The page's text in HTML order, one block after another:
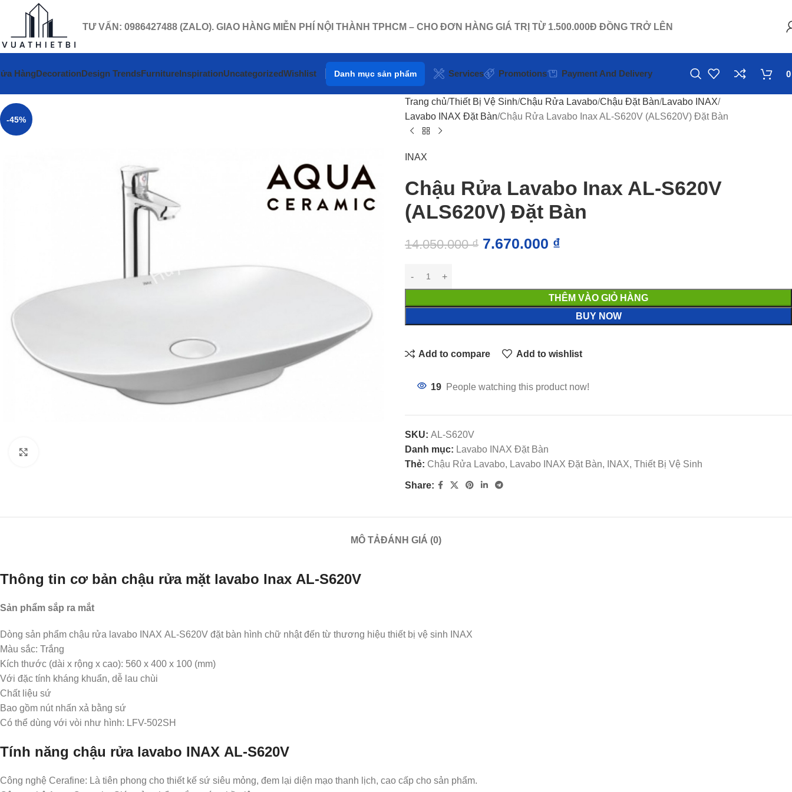
TƯ VẤN: 0986427488 (ZALO). GIAO HÀNG MIỄN PHÍ NỘI THÀNH TPHCM – CHO ĐƠN HÀNG GIÁ TRỊ TỪ 1.500.000Đ ĐỒNG TRỞ LÊN
HàngDecorationDesign TrendsFurnitureInspirationUncategorizedWishlist Danh mục sản phẩm Services Promotions Payment And Delivery
-45%
Trang chủ Thiết Bị Vệ Sinh Chậu Rửa Lavabo Chậu Đặt Bàn Lavabo INAX
Lavabo INAX Đặt Bàn Chậu Rửa Lavabo Inax AL-S620V (ALS620V) Đặt Bàn
INAX
Chậu Rửa Lavabo Inax AL-S620V
(ALS620V) Đặt Bàn
14.050.000₫ 7.670.000 ₫
THÊM VÀO GIỎ HÀNG
BUY NOW
Add to compare Add to wishlist
19 People watching this product now!
SKU: AL-S620V
Danh mục: Lavabo INAX Đặt Bàn
Thẻ: Chậu Rửa Lavabo, Lavabo INAX Đặt Bàn, INAX, Thiết Bị Vệ Sinh
Share:
MÔ TẢĐÁNH GIÁ (0)
Thông tin cơ bản chậu rửa mặt lavabo Inax AL-S620V
Sản phẩm sắp ra mắt
Dòng sản phẩm chậu rửa lavabo INAX AL-S620V đặt bàn hình chữ nhật đến từ thương hiệu thiết bị vệ sinh INAX
Màu sắc: Trắng
Kích thước (dài x rộng x cao): 560 x 400 x 100 (mm)
Với đặc tính kháng khuẩn, dễ lau chùi
Chất liệu sứ
Bao gồm nút nhấn xả bằng sứ
Có thể dùng với vòi như hình: LFV-502SH
Tính năng chậu rửa lavabo INAX AL-S620V
Công nghệ Cerafine: Là tiên phong cho thiết kế sứ siêu mỏng, đem lại diện mạo thanh lịch, cao cấp cho sản phẩm.